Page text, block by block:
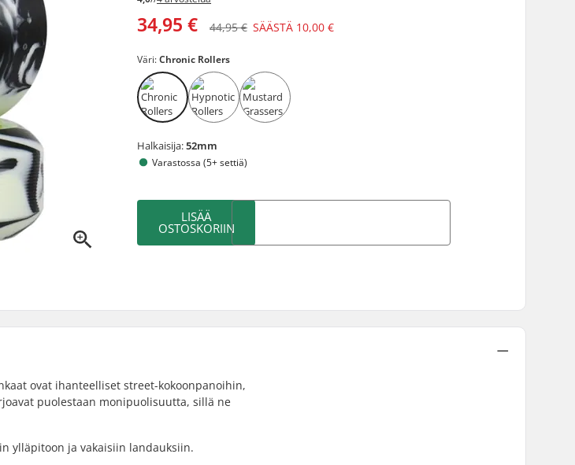
34,95 € 44,95 € SÄÄSTÄ 10,00 €
Väri:Chronic Rollers
Halkaisija:52mm
Varastossa (5+ settiä)
LISÄÄ
OSTOSKORIIN
ovat ihanteelliset street-kokoonpanoihin,
puolestaan monipuolisuutta, sillä ne
ylläpitoon ja vakaisiin landauksiin.